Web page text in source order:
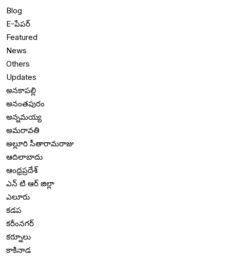
Blog
E-పేపర్
Featured
News
Others
Updates
అనకాపల్లి
అనంతపురం
అన్నమయ్య
అమరావతి
అల్లూరి సీతారామరాజు
ఆదిలాబాదు
ఆంధ్రప్రదేశ్
ఎన్ టి ఆర్ జిల్లా
ఎలూరు
కడప
కరీంనగర్
కర్నూలు
కాకినాడ